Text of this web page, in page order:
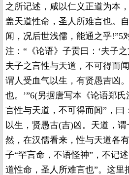
之所记述，咸以仁义正道为本
盖天道性命，圣人所难言也。
闻，况后世浅儒，能通之乎!”5
注：“《论语》子贡曰：‘夫子
夫子之言性与天道，不可得而
谓人受血气以生，有贤愚吉凶
也。’”6(另据唐写本《论语郑
言性与天道，不可得而闻”，曰
以生，贤愚古(吉)凶。天道，谓
然，在汉儒看来，性与天道各
子“罕言命，不语怪神”，不记
道性命，圣人所难言也”。这里